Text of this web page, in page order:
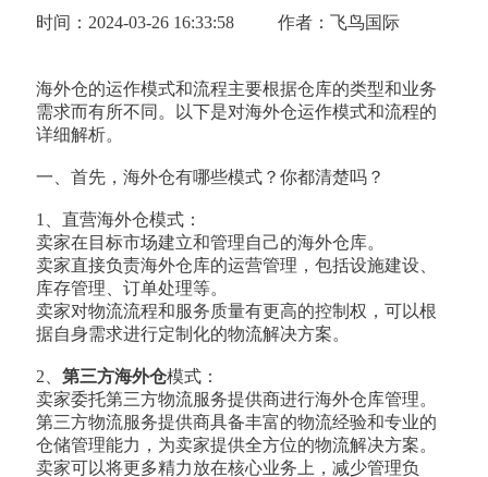
时间：2024-03-26 16:33:58 作者：飞鸟国际
海外仓的运作模式和流程主要根据仓库的类型和业务
需求而有所不同。以下是对海外仓运作模式和流程的
详细解析。
一、首先，海外仓有哪些模式？你都清楚吗？
1、直营海外仓模式：
卖家在目标市场建立和管理自己的海外仓库。
卖家直接负责海外仓库的运营管理，包括设施建设、
库存管理、订单处理等。
卖家对物流流程和服务质量有更高的控制权，可以根
据自身需求进行定制化的物流解决方案。
2、第三方海外仓模式：
卖家委托第三方物流服务提供商进行海外仓库管理。
第三方物流服务提供商具备丰富的物流经验和专业的
仓储管理能力，为卖家提供全方位的物流解决方案。
卖家可以将更多精力放在核心业务上，减少管理负